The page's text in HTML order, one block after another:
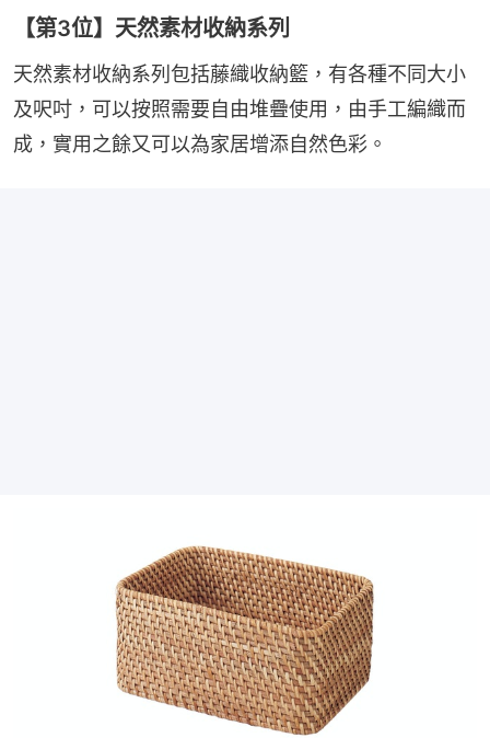
【第3位】天然素材收納系列
天然素材收納系列包括藤織收納籃，有各種不同大小
及呎吋，可以按照需要自由堆疊使用，由手工編織而
成，實用之餘又可以為家居增添自然色彩。